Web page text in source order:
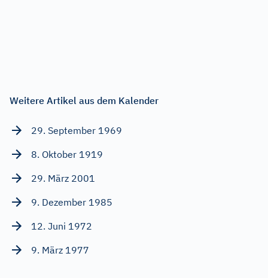
Weitere Artikel aus dem Kalender
29. September 1969
8. Oktober 1919
29. März 2001
9. Dezember 1985
12. Juni 1972
9. März 1977